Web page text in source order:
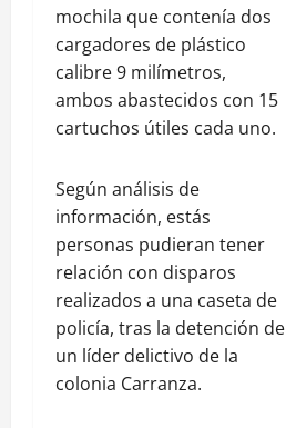
mochila que contenía dos
cargadores de plástico
calibre 9 milímetros,
ambos abastecidos con 15
cartuchos útiles cada uno.
Según análisis de
información, estás
personas pudieran tener
relación con disparos
realizados a una caseta de
policía, tras la detención de
un líder delictivo de la
colonia Carranza.